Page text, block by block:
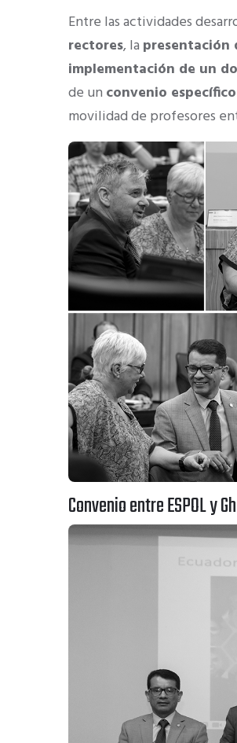
Entre las actividades
rectores, la presentación
implementación de un
de un convenio
movilidad de profesores
Convenio entre ESPOL y